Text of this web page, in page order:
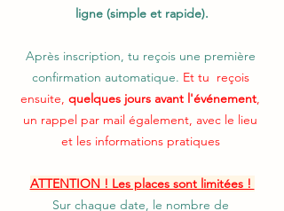
ligne (simple et rapide).
Après inscription, tu reçois une première
confirmation automatique. Et tu  reçois
ensuite, quelques jours avant l'événement,
un rappel par mail également, avec le lieu
et les informations pratiques
ATTENTION ! Les places sont limitées !
Sur chaque date, le nombre de